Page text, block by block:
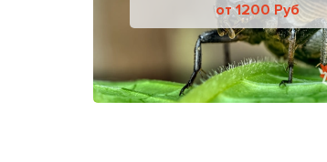
от 1200 Руб